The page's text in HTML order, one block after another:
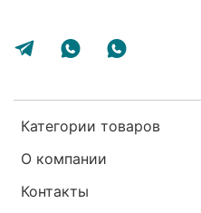
Категории товаров
О компании
Контакты